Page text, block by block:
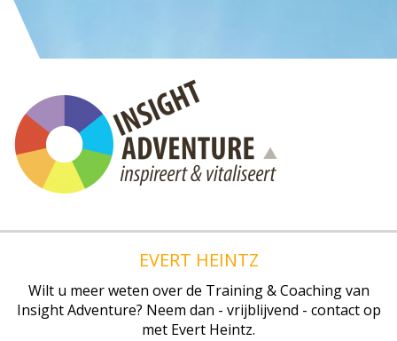
EVERT HEINTZ
Wilt u meer weten over de Training & Coaching van
Insight Adventure? Neem dan - vrijblijvend - contact op
met Evert Heintz.